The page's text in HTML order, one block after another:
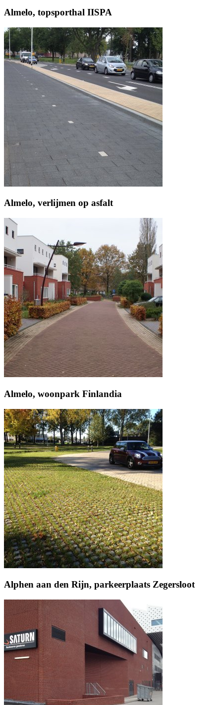
Almelo, topsporthal IISPA
Almelo, verlijmen op asfalt
Almelo, woonpark Finlandia
Alphen aan den Rijn, parkeerplaats Zegersloot